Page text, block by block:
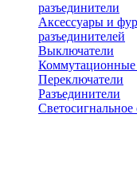
разъединители
Аксессуары и
разъединителей
Выключатели
Коммутационные
Переключатели
Разъединители
Светосигнальное